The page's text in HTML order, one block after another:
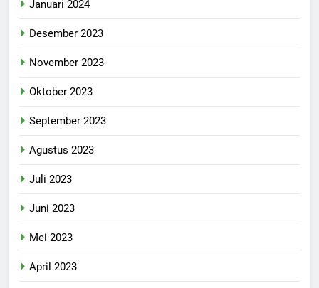
Januari 2024
Desember 2023
November 2023
Oktober 2023
September 2023
Agustus 2023
Juli 2023
Juni 2023
Mei 2023
April 2023